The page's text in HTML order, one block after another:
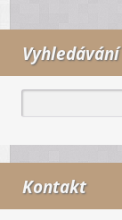
Vyhledávání
Kontakt